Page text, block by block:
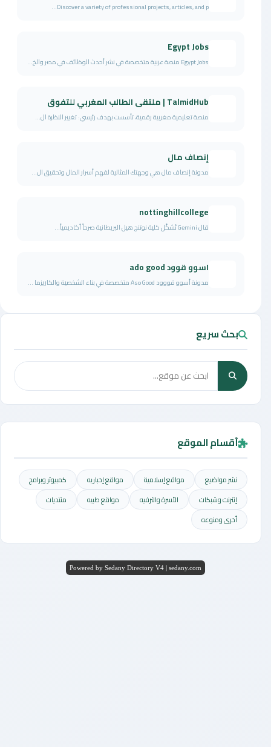
Discover a variety of professional projects, articles, and p...
Egypt Jobs
Egypt Jobs منصة عربية متخصصة في نشر أحدث الوظائف في مصر والخ...
TalmidHub | ملتقى الطالب المغربي للتفوق
منصة تعليمية مغربية رقمية، تأسست بهدف رئيسي: تغيير النظرة ال...
إنصاف مال
مدونة إنصاف مال هي وجهتك المثالية لفهم أسرار المال وتحقيق ال...
nottinghillcollege
قال Gemini تُشكّل كلية نوتنج هيل البريطانية صرحاً أكاديمياً...
اسوو قوود ado good
مدونة أسوو قووود Aso Good متخصصة في بناء الشخصية والكاريزما ...
بحث سريع
أقسام الموقع
نشر مواضيع مواقع إسلامية مواقع إخباريه
كمبيوتر وبرامج
إنترنت وشبكات
الأسرة والترفيه مواقع طبيه
منتديات
أخرى ومنوعه
Powered by Sedany Directory V4 | sedany.com